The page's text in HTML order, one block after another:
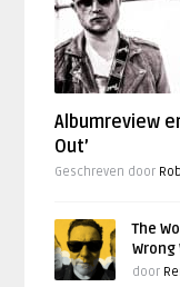
Albumreview
Out’
Geschreven door
The
door